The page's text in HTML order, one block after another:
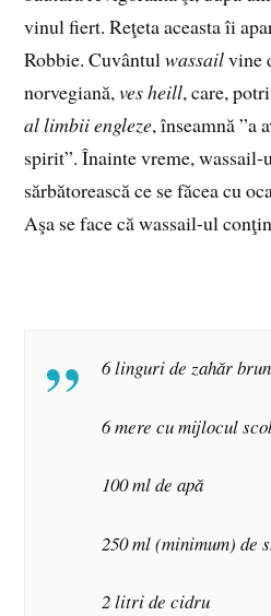
vinul fiert. Reţeta aceasta îi
Robbie. Cuvântulwassailvine
norvegiană,ves heill, care,
al limbii engleze, înseamnă ”a
spirit”. Înainte vreme,
sărbătorească ce se făcea cu
Aşa se face că wassail-ul
6 linguri de zahăr brun
6 mere cu mijlocul
100 ml de apă
250 ml(minimum) de
2 litri de cidru